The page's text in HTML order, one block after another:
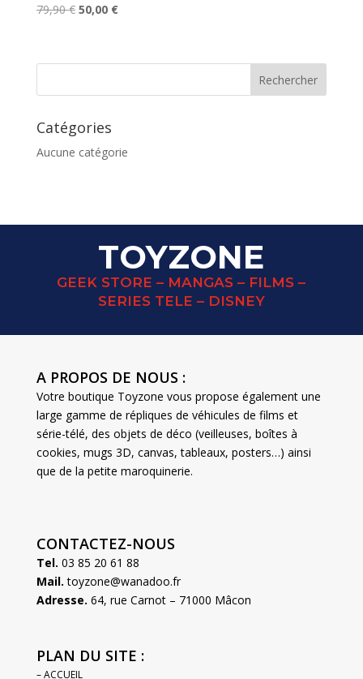
79,90€ Le
était :
50,00 €Le
est :
Catégories
Aucune catégorie
TOYZONE
GEEK STORE – MANGAS – FILMS –
SERIES TELE – DISNEY
A PROPOS DE NOUS :
Votre boutique Toyzone vous propose également une
large gamme de répliques de véhicules de films et
série-télé, des objets de déco (veilleuses, boîtes à
cookies, mugs 3D, canvas, tableaux, posters…) ainsi
que de la petite maroquinerie.
CONTACTEZ-NOUS
Tel. 03 85 20 61 88
Mail. toyzone@wanadoo.fr
Adresse. 64, rue Carnot – 71000 Mâcon
PLAN DU SITE :
– ACCUEIL